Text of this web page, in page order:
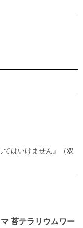
てはいけません』（双
苔テラリウムワー